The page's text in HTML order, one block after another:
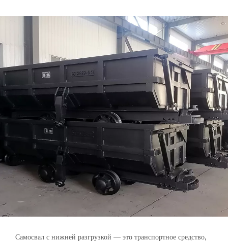
Самосвал с нижней разгрузкой — это транспортное средство,